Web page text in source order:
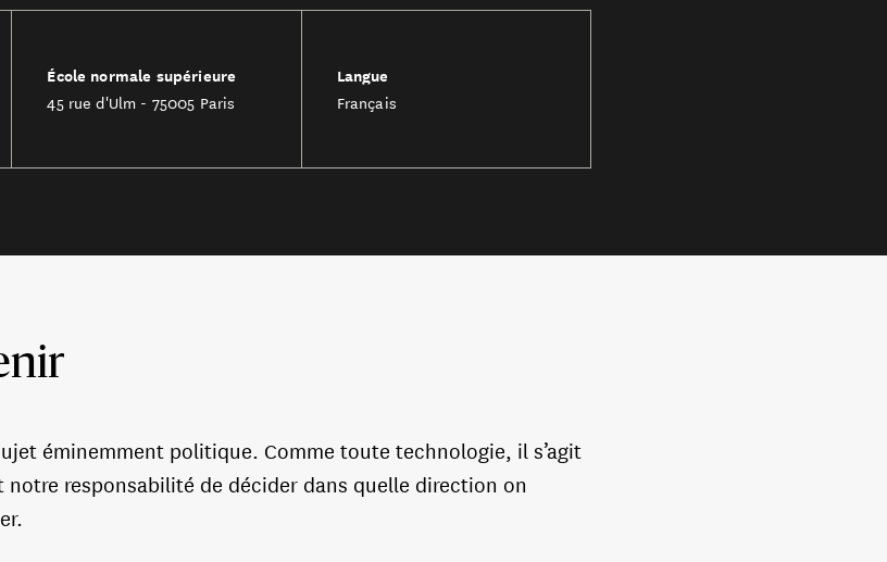
École normale supérieure
45 rue d'Ulm - 75005 Paris
Langue
Français
éminemment politique. Comme toute technologie, il s’agit
notre responsabilité de décider dans quelle direction on